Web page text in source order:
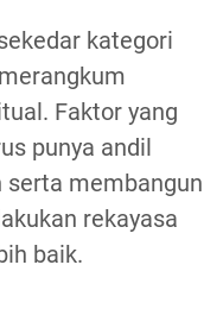
kategori
Faktor yang
punya andil
membangun
rekayasa
baik.